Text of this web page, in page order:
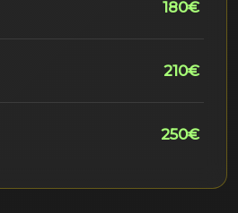
180€
210€
250€